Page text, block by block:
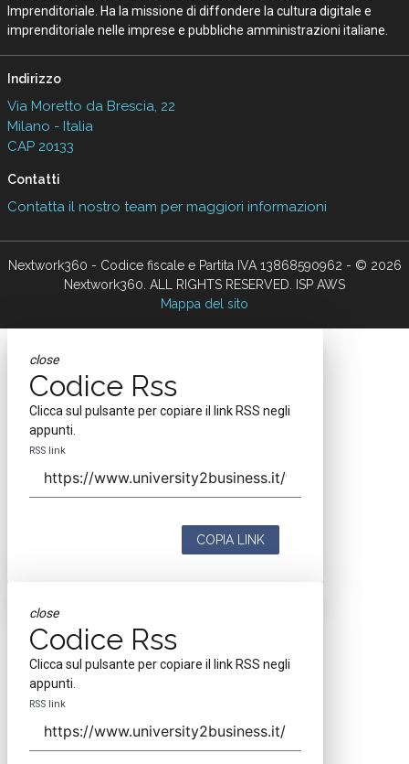
Imprenditoriale. Ha la missione di diffondere la cultura digitale e
imprenditoriale nelle imprese e pubbliche amministrazioni italiane.
Indirizzo
Via Moretto da Brescia, 22
Milano - Italia
CAP 20133
Contatti
Contatta il nostro team per maggiori informazioni
Nextwork360 - Codice fiscale e Partita IVA 13868590962 - © 2026
Nextwork360. ALL RIGHTS RESERVED. ISP AWS
Mappa del sito
close
Codice Rss
Clicca sul pulsante per copiare il link RSS negli
appunti.
RSS link
COPIA LINK
close
Codice Rss
Clicca sul pulsante per copiare il link RSS negli
appunti.
RSS link